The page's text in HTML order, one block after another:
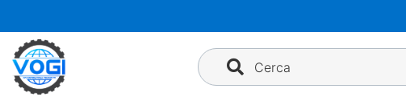
al
contenuto
Cerca